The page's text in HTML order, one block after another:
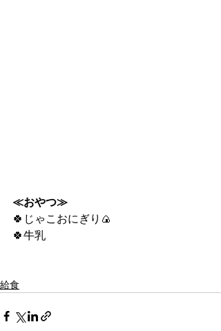
≪おやつ≫
🍀じゃこおにぎり🍙
🍀牛乳
給食